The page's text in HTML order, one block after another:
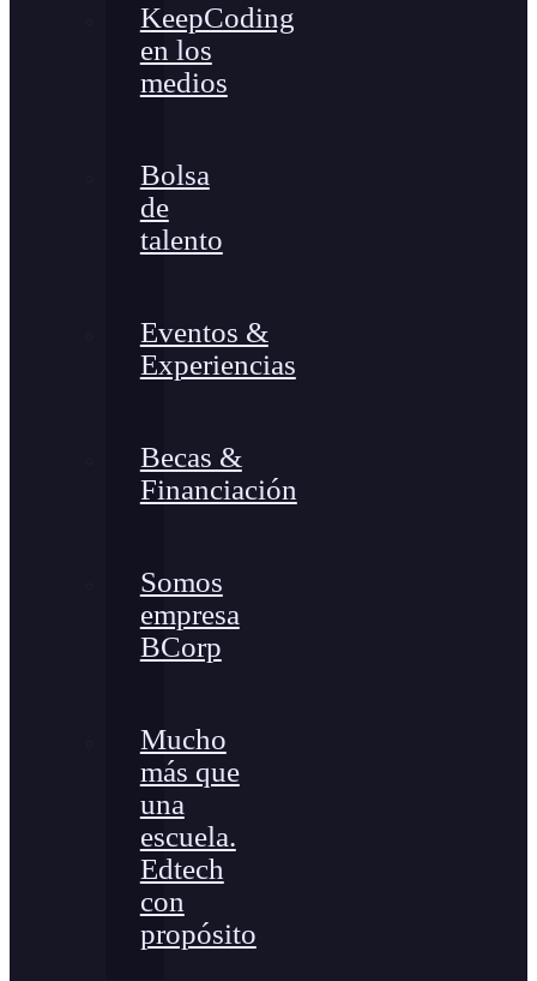
KeepCoding
en los
medios
Bolsa
de
talento
Eventos &
Experiencias
Becas &
Financiación
Somos
empresa
BCorp
Mucho
más que
una
escuela.
Edtech
con
propósito